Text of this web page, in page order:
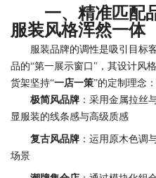
一、精准匹配
服装风格浑然一体
服装品牌的调性是吸引目标
品的“第一展示窗口"，其设计风
货架坚持“一店一策”的定制理念：
极简风品牌 ：采用金属拉丝
显服装的线条感与高级质感
复古风品牌 ：运用原木色调
场景